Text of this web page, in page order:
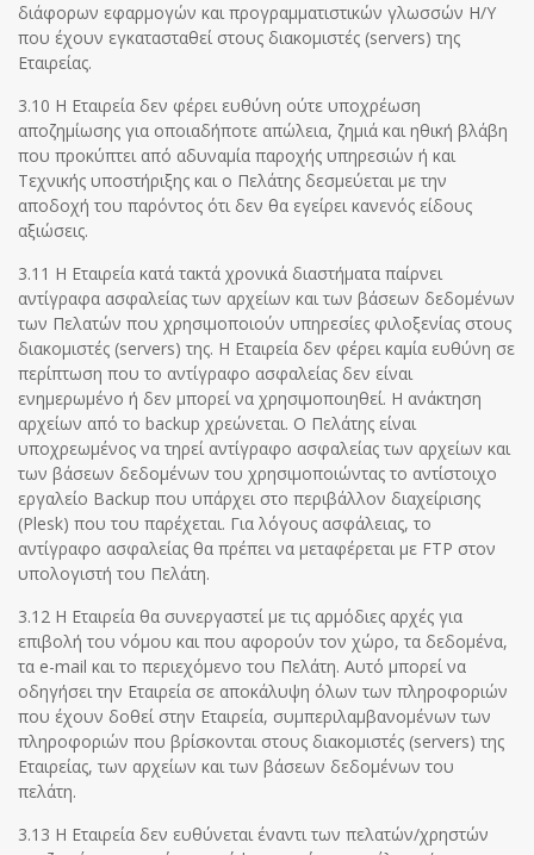
διάφορων εφαρμογών και προγραμματιστικών γλωσσών Η/Υ
που έχουν εγκατασταθεί στους διακομιστές (servers) της
Εταιρείας.
3.10 Η Εταιρεία δεν φέρει ευθύνη ούτε υποχρέωση
αποζημίωσης για οποιαδήποτε απώλεια, ζημιά και ηθική βλάβη
που προκύπτει από αδυναμία παροχής υπηρεσιών ή και
Τεχνικής υποστήριξης και ο Πελάτης δεσμεύεται με την
αποδοχή του παρόντος ότι δεν θα εγείρει κανενός είδους
αξιώσεις.
3.11 Η Εταιρεία κατά τακτά χρονικά διαστήματα παίρνει
αντίγραφα ασφαλείας των αρχείων και των βάσεων δεδομένων
των Πελατών που χρησιμοποιούν υπηρεσίες φιλοξενίας στους
διακομιστές (servers) της. Η Εταιρεία δεν φέρει καμία ευθύνη σε
περίπτωση που το αντίγραφο ασφαλείας δεν είναι
ενημερωμένο ή δεν μπορεί να χρησιμοποιηθεί. Η ανάκτηση
αρχείων από το backup χρεώνεται. Ο Πελάτης είναι
υποχρεωμένος να τηρεί αντίγραφο ασφαλείας των αρχείων και
των βάσεων δεδομένων του χρησιμοποιώντας το αντίστοιχο
εργαλείο Backup που υπάρχει στο περιβάλλον διαχείρισης
(Plesk) που του παρέχεται. Για λόγους ασφάλειας, το
αντίγραφο ασφαλείας θα πρέπει να μεταφέρεται με FTP στον
υπολογιστή του Πελάτη.
3.12 Η Εταιρεία θα συνεργαστεί με τις αρμόδιες αρχές για
επιβολή του νόμου και που αφορούν τον χώρο, τα δεδομένα,
τα e-mail και το περιεχόμενο του Πελάτη. Αυτό μπορεί να
οδηγήσει την Εταιρεία σε αποκάλυψη όλων των πληροφοριών
που έχουν δοθεί στην Εταιρεία, συμπεριλαμβανομένων των
πληροφοριών που βρίσκονται στους διακομιστές (servers) της
Εταιρείας, των αρχείων και των βάσεων δεδομένων του
πελάτη.
3.13 Η Εταιρεία δεν ευθύνεται έναντι των πελατών/χρηστών